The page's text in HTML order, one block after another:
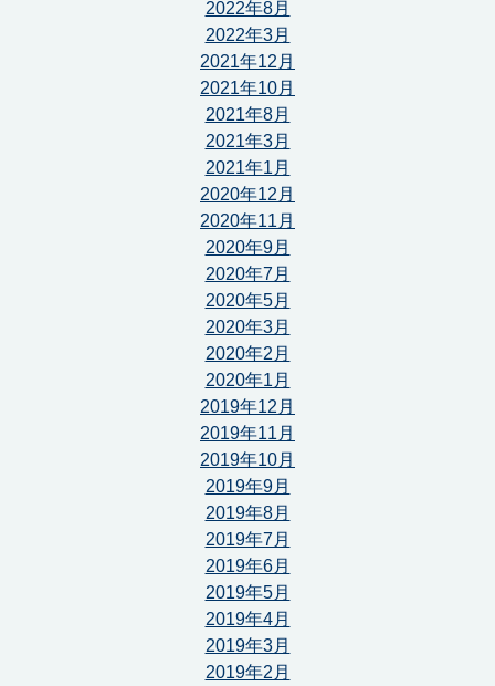
2022年8月
2022年3月
2021年12月
2021年10月
2021年8月
2021年3月
2021年1月
2020年12月
2020年11月
2020年9月
2020年7月
2020年5月
2020年3月
2020年2月
2020年1月
2019年12月
2019年11月
2019年10月
2019年9月
2019年8月
2019年7月
2019年6月
2019年5月
2019年4月
2019年3月
2019年2月